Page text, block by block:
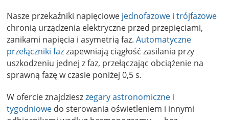
Nasze przekaźniki napięciowe jednofazowe i trójfazowe
chronią urządzenia elektryczne przed przepięciami,
zanikami napięcia i asymetrią faz. Automatyczne
przełączniki fazzapewniają ciągłość zasilania przy
uszkodzeniu jednej z faz, przełączając obciążenie na
sprawną fazę w czasie poniżej 0,5 s.
W ofercie znajdzieszzegary astronomiczne i
tygodniowe do sterowania oświetleniem i innymi